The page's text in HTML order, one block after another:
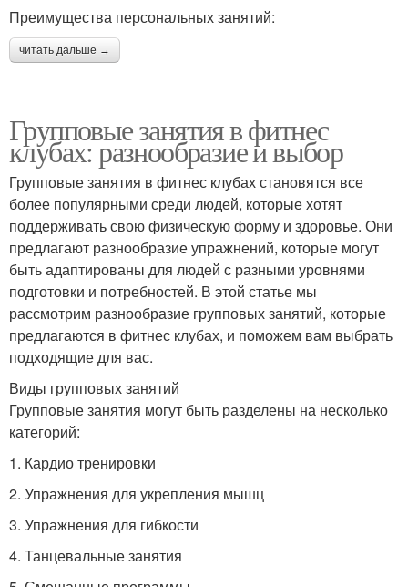
Преимущества персональных занятий:
читать дальше →
Групповые занятия в фитнес
клубах: разнообразие и выбор
Групповые занятия в фитнес клубах становятся все
более популярными среди людей, которые хотят
поддерживать свою физическую форму и здоровье. Они
предлагают разнообразие упражнений, которые могут
быть адаптированы для людей с разными уровнями
подготовки и потребностей. В этой статье мы
рассмотрим разнообразие групповых занятий, которые
предлагаются в фитнес клубах, и поможем вам выбрать
подходящие для вас.
Виды групповых занятий
Групповые занятия могут быть разделены на несколько
категорий:
1. Кардио тренировки
2. Упражнения для укрепления мышц
3. Упражнения для гибкости
4. Танцевальные занятия